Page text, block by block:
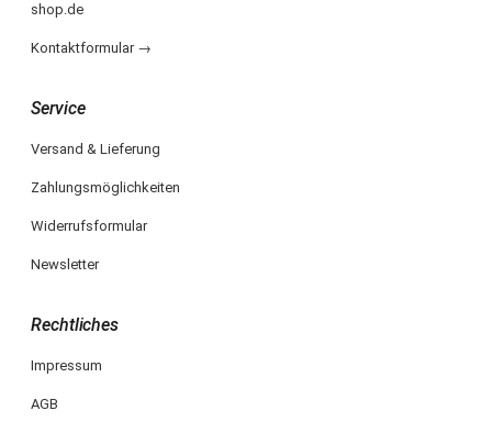
shop.de
Kontaktformular →
Service
Versand & Lieferung
Zahlungsmöglichkeiten
Widerrufsformular
Newsletter
Rechtliches
Impressum
AGB